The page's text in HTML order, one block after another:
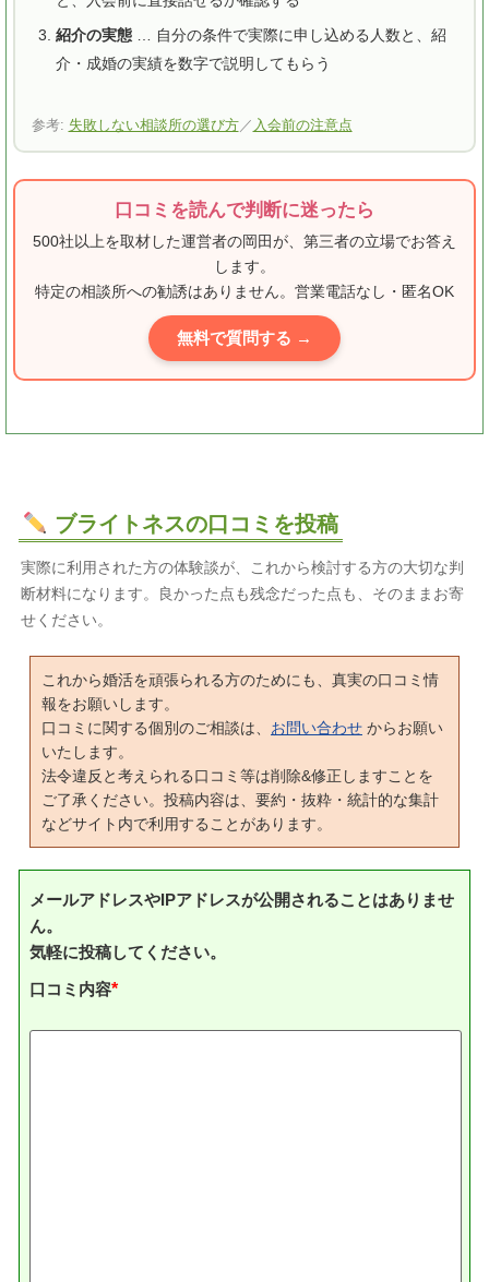
紹介の実態… 自分の条件で実際に申し込める人数と、紹
介・成婚の実績を数字で説明してもらう
参考: 失敗しない相談所の選び方／ 入会前の注意点
口コミを読んで判断に迷ったら
500社以上を取材した運営者の岡田が、第三者の立場でお答え
します。
特定の相談所への勧誘はありません。営業電話なし・匿名OK
無料で質問する →
ブライトネスの口コミを投稿
実際に利用された方の体験談が、これから検討する方の大切な判
断材料になります。良かった点も残念だった点も、そのままお寄
せください。
これから婚活を頑張られる方のためにも、真実の口コミ情
報をお願いします。
口コミに関する個別のご相談は、 お問い合わせ からお願い
いたします。
法令違反と考えられる口コミ等は削除&修正しますことを
ご了承ください。投稿内容は、要約・抜粋・統計的な集計
などサイト内で利用することがあります。
メールアドレスやIPアドレスが公開されることはありませ
ん。
気軽に投稿してください。
口コミ内容*